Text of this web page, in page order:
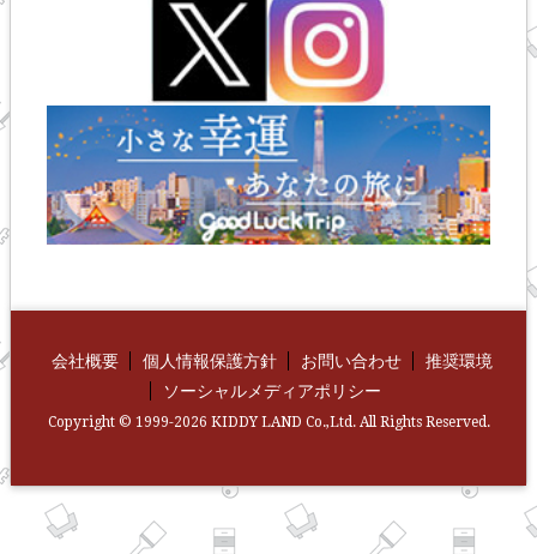
会社概要 個人情報保護方針 お問い合わせ
推奨環境
ソーシャルメディアポリシー
Copyright © 1999-2026 KIDDY LAND Co.,Ltd. All Rights Reserved.